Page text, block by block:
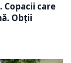
Copacii care
Obții